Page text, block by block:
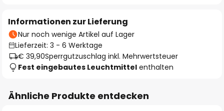
Informationen zur Lieferung
Nur noch wenige Artikel auf Lager
Lieferzeit: 3 - 6 Werktage
€ 39,90Sperrgutzuschlag inkl. Mehrwertsteuer
Fest eingebautes Leuchtmittel enthalten
Ähnliche Produkte entdecken